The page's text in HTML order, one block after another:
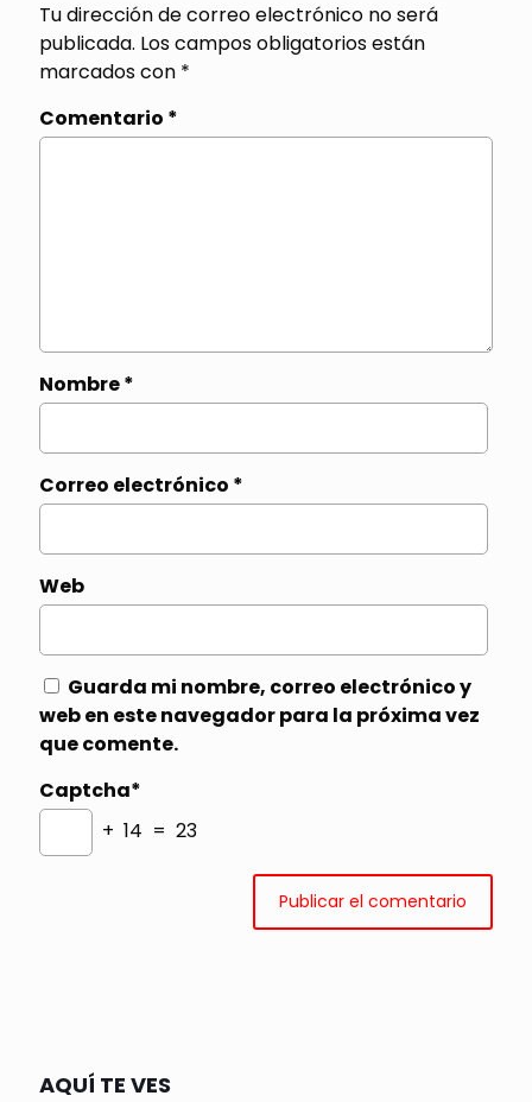
Tu dirección de correo electrónico no será
publicada. Los campos obligatorios están
marcados con *
Comentario *
Nombre*
Correo electrónico *
Web
Guarda mi nombre, correo electrónico y
web en este navegador para la próxima vez
que comente.
Captcha*
+ 14 = 23
AQUÍ TE VES